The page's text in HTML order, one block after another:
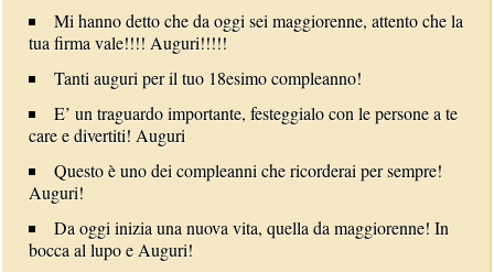
Mi hanno detto che da oggi sei maggiorenne, attento che la
tua firma vale!!!! Auguri!!!!!
Tanti auguri per il tuo 18esimo compleanno!
E’ un traguardo importante, festeggialo con le persone a te
care e divertiti! Auguri
Questo è uno dei compleanni che ricorderai per sempre!
Auguri!
Da oggi inizia una nuova vita, quella da maggiorenne! In
bocca al lupo e Auguri!